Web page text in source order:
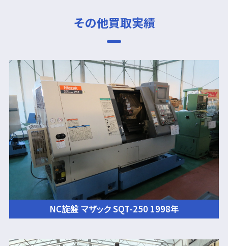
その他買取実績
NC旋盤 マザック SQT-250 1998年